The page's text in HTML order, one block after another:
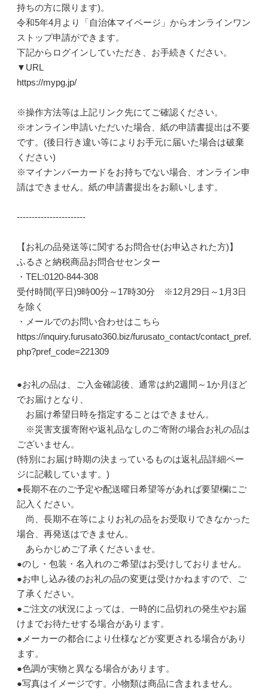
持ちの方に限ります)。
令和5年4月より「自治体マイページ」からオンラインワン
ストップ申請ができます。
下記からログインしていただき、お手続きください。
▼URL
https://mypg.jp/
※操作方法等は上記リンク先にてご確認ください。
※オンライン申請いただいた場合、紙の申請書提出は不要
です。(後日行き違い等によりお手元に届いた場合は破棄
ください)
※マイナンバーカードをお持ちでない場合、オンライン申
請はできません。紙の申請書提出をお願いします。
-----------------------
【お礼の品発送等に関するお問合せ(お申込された方)】
ふるさと納税商品お問合せセンター
・TEL:0120-844-308
受付時間(平日)9時00分～17時30分 ※12月29日～1月3日
を除く
・メールでのお問い合わせはこちら
https://inquiry.furusato360.biz/furusato_contact/contact_pref.
php?pref_code=221309
●お礼の品は、ご入金確認後、通常は約2週間～1か月ほど
でお届けとなり、
お届け希望日時を指定することはできません。
※災害支援寄附や返礼品なしのご寄附の場合お礼の品は
ございません。
(特別にお届け時期の決まっているものは返礼品詳細ペー
ジに記載しています。)
●長期不在のご予定や配送曜日希望等があれば要望欄にご
記入ください。
尚、長期不在等によりお礼の品をお受取りできなかった
場合、再発送はできません。
あらかじめご了承くださいませ。
●のし・包装・名入れのご希望はお受けしておりません。
●お申し込み後のお礼の品の変更は受けかねますので、ご
了承ください。
●ご注文の状況によっては、一時的に品切れの発生やお届
けまでお待たせする場合があります。
●メーカーの都合により仕様などが変更される場合があり
ます。
●色調が実物と異なる場合があります。
●写真はイメージです。小物類は商品に含まれません。